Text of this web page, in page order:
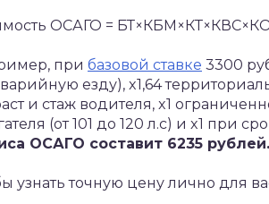
ОСАГО =
при базовой ставке 3300
езду), x1,64
и стаж водителя, x1
(от 101 до 120 л.с) и x1 при
ОСАГО составит 6235 рублей.
узнать точную цену лично для